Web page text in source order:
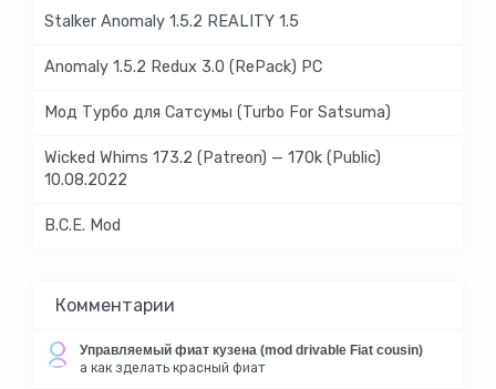
Stalker Anomaly 1.5.2 REALITY 1.5
Anomaly 1.5.2 Redux 3.0 (RePack) PC
Мод Турбо для Сатсумы (Turbo For Satsuma)
Wicked Whims 173.2 (Patreon) — 170k (Public)
10.08.2022
B.C.E. Mod
Комментарии
Управляемый фиат кузена (mod drivable Fiat cousin)
а как зделать красный фиат